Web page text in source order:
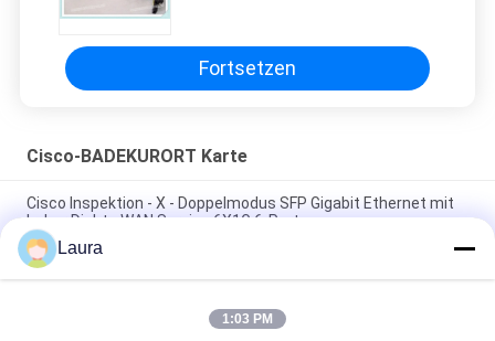
Fortsetzen
Cisco-BADEKURORT Karte
Cisco Inspektion - X - Doppelmodus SFP Gigabit Ethernet mit
hoher Dichte WAN Service 6X1G 6-Port
4000 Router-Cisco-BADEKURORT Karte ISR4331 3GE 2NIM
niedriger Netzfirewall IP
Cisco NXK-MEM-16GB= 16GB DRAM-Speichermodul für Switch
Laura
1:03 PM